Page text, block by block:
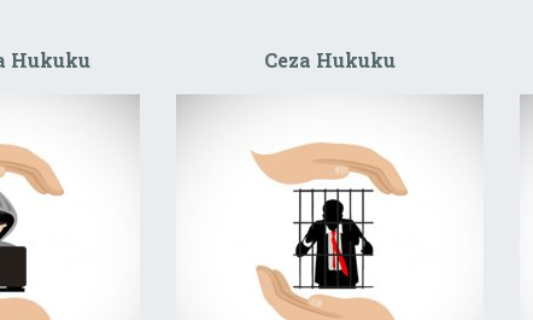
Hukuku Ceza Hukuku